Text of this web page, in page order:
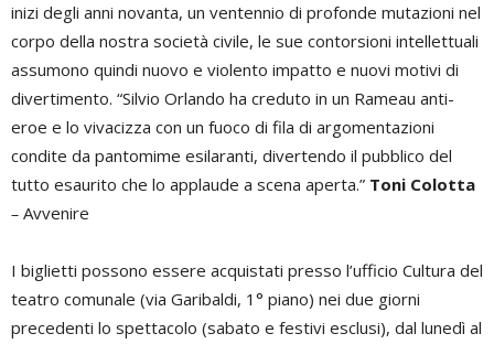
inizi degli anni novanta, un ventennio di profonde mutazioni nel
corpo della nostra società civile, le sue contorsioni intellettuali
assumono quindi nuovo e violento impatto e nuovi motivi di
divertimento. “Silvio Orlando ha creduto in un Rameau anti-
eroe e lo vivacizza con un fuoco di fila di argomentazioni
condite da pantomime esilaranti, divertendo il pubblico del
tutto esaurito che lo applaude a scena aperta.” Toni Colotta
– Avvenire
I biglietti possono essere acquistati presso l’ufficio Cultura del
teatro comunale (via Garibaldi, 1° piano) nei due giorni
precedenti lo spettacolo (sabato e festivi esclusi), dal lunedì al